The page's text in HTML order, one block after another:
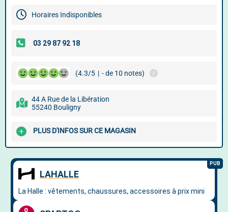
Horaires Indisponibles
(4.3/5 | - de 10 notes)
44 A Rue de la Libération
55240 Bouligny
PLUS D'INFOS SUR CE MAGASIN